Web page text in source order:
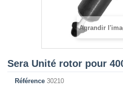
Agrandir
Sera Unité rotor pour
Référence 30210